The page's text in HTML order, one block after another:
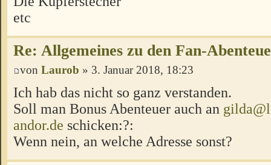
etc
Re: Allgemeines zu den Fan-
von Laurob » 3. Januar 2018, 18:23
Ich hab das nicht so ganz verstanden.
Soll man Bonus Abenteuer auch an
andor.de schicken:?:
Wenn nein, an welche Adresse sonst?